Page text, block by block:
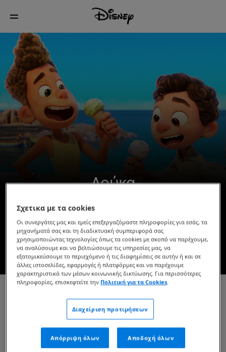
Λούκα
Διαθέσιμο τώρα στο Disney+*
ΔΕΙΤΕ ΤΗΝ ΣΤΟ DISNEY+
* Ισχύουν όροι και προϋποθέσεις
Λούκα
Διάρκεια:
Ημερομηνία κυκλοφορίας:
1 Ιουλίου 2021
Σχετικα με τα cookies
Οι συνεργάτες μας και εμείς επεξεργαζόμαστε πληροφορίες για εσάς, τα
μηχανήματά σας και τη διαδικτυακή συμπεριφορά σας
χρησιμοποιώντας τεχνολογίες όπως τα cookies με σκοπό να παρέχουμε,
να αναλύσουμε και να βελτιώσουμε τις υπηρεσίες μας, να
εξατομικεύσουμε το περιεχόμενο ή τις διαφημίσεις σε αυτήν ή και σε
άλλες ιστοσελίδες, εφαρμογές ή πλατφόρμες και να παρέχουμε
χαρακτηριστικά των μέσων κοινωνικής δικτύωσης. Για περισσότερες
πληροφορίες, επισκεφτείτε την Πολιτική για τα Cookies
Διαχείριση προτιμήσεων
Απόρριψη όλων Αποδοχή όλων